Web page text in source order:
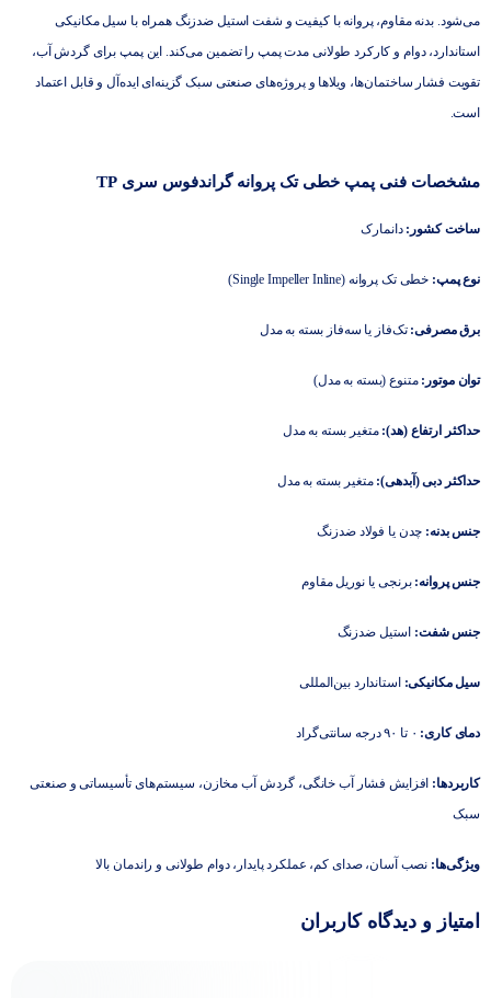
می‌شود. بدنه مقاوم، پروانه با کیفیت و شفت استیل ضدزنگ همراه با سیل مکانیکی
استاندارد، دوام و کارکرد طولانی مدت پمپ را تضمین می‌کند. این پمپ برای گردش آب،
تقویت فشار ساختمان‌ها، ویلاها و پروژه‌های صنعتی سبک گزینه‌ای ایده‌آل و قابل اعتماد
است.
مشخصات فنی پمپ خطی تک پروانه گراندفوس سری TP
ساخت کشور: دانمارک
نوع پمپ: خطی تک پروانه (Single Impeller Inline)
برق مصرفی: تک‌فاز یا سه‌فاز بسته به مدل
توان موتور: متنوع (بسته به مدل)
حداکثر ارتفاع (هد): متغیر بسته به مدل
حداکثر دبی (آبدهی): متغیر بسته به مدل
جنس بدنه: چدن یا فولاد ضدزنگ
جنس پروانه: برنجی یا نوریل مقاوم
جنس شفت: استیل ضدزنگ
سیل مکانیکی: استاندارد بین‌المللی
دمای کاری:
کاربردها: افزایش فشار آب خانگی، گردش آب مخازن، سیستم‌های تأسیساتی و صنعتی
سبک
ویژگی‌ها: نصب آسان، صدای کم، عملکرد پایدار، دوام طولانی و راندمان بالا
امتیاز و دیدگاه کاربران